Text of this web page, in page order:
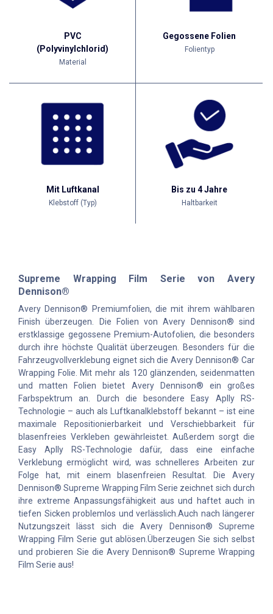
PVC
(Polyvinylchlorid)
Material
Gegossene Folien
Folientyp
Mit Luftkanal
Klebstoff (Typ)
Bis zu 4 Jahre
Haltbarkeit
Supreme Wrapping Film Serie von Avery
Dennison®
Avery Dennison® Premiumfolien, die mit ihrem wählbaren
Finish überzeugen. Die Folien von Avery Dennison® sind
erstklassige gegossene Premium-Autofolien, die besonders
durch ihre höchste Qualität überzeugen. Besonders für die
Fahrzeugvollverklebung eignet sich die Avery Dennison® Car
Wrapping Folie. Mit mehr als 120 glänzenden, seidenmatten
und matten Folien bietet Avery Dennison® ein großes
Farbspektrum an. Durch die besondere Easy Aplly RS-
Technologie – auch als Luftkanalklebstoff bekannt – ist eine
maximale Repositionierbarkeit und Verschiebbarkeit für
blasenfreies Verkleben gewährleistet. Außerdem sorgt die
Easy Aplly RS-Technologie dafür, dass eine einfache
Verklebung ermöglicht wird, was schnelleres Arbeiten zur
Folge hat, mit einem blasenfreien Resultat. Die Avery
Dennison® Supreme Wrapping Film Serie zeichnet sich durch
ihre extreme Anpassungsfähigkeit aus und haftet auch in
tiefen Sicken problemlos und verlässlich.Auch nach längerer
Nutzungszeit lässt sich die Avery Dennison® Supreme
Wrapping Film Serie gut ablösen.Überzeugen Sie sich selbst
und probieren Sie die Avery Dennison® Supreme Wrapping
Film Serie aus!